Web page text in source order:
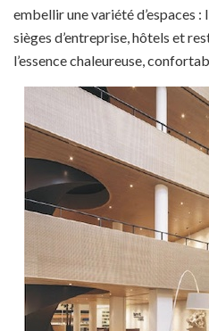
embellir une variété d’espaces
sièges d’entreprise, hôtels et
l’essence chaleureuse,